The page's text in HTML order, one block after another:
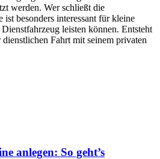
werden. Wer schließt die
ist besonders interessant für kleine
leisten können. Entsteht
Fahrt mit seinem privaten
anlegen: So geht’s